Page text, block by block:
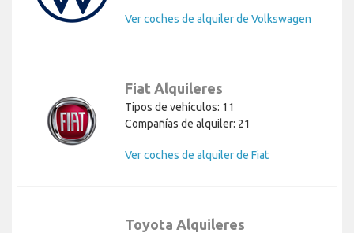
Ver coches de alquiler de Volkswagen
Fiat Alquileres
Tipos de vehículos: 11
Compañías de alquiler: 21
Ver coches de alquiler de Fiat
Toyota Alquileres